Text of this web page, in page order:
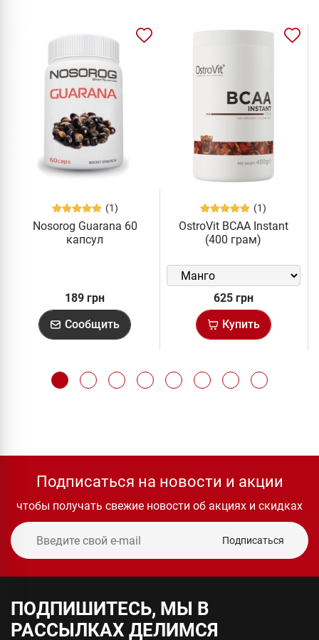
(1)
Nosorog Guarana 60
капсул
189 грн
Сообщить
(1)
OstroVit BCAA Instant
(400 грам)
625 грн
Купить
Подписаться на новости и акции
чтобы получать свежие новости об акциях и скидках
Подписаться
ПОДПИШИТЕСЬ, МЫ В
РАССЫЛКАХ ДЕЛИМСЯ